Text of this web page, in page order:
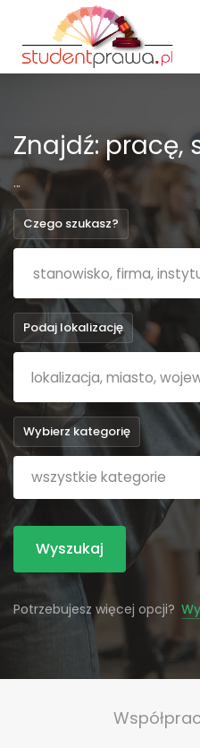
Znajdź: pracę,
...
Czego szukasz?
Podaj lokalizację
Wybierz kategorię
wszystkie kategorie
Wyszukaj
Potrzebujesz więcej opcji?